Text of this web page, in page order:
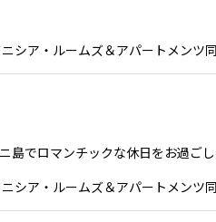
シア・ルームズ＆アパートメンツ
島でロマンチックな休日をお過ごし
シア・ルームズ＆アパートメンツ